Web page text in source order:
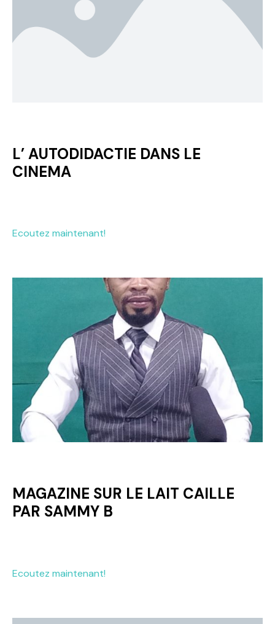
L’ AUTODIDACTIE DANS LE
CINEMA
Ecoutez maintenant!
MAGAZINE SUR LE LAIT CAILLE
PAR SAMMY B
Ecoutez maintenant!